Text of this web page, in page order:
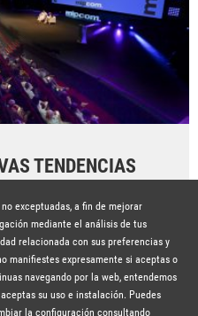
TENDENCIAS
Hace 7 años
– www.lavinia.tc
exceptuadas, a fin de mejorar
mediante el análisis de tus
relacionada con sus preferencias y
manifiestes expresamente si aceptas o
navegando por la web, entendemos
su uso e instalación. Puedes
la configuración consultando